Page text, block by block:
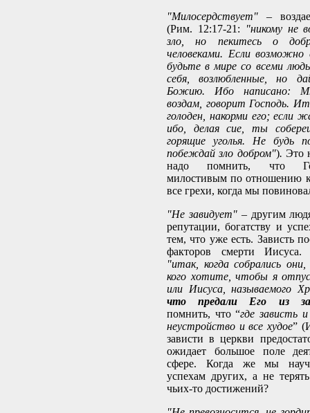
"Милосердствует" –
(Рим. 12:17-21:
"никому не
зло, но пекитесь о
человеками. Если
будьте в мире со всеми
себя, возлюбленные, но
Божию. Ибо написано:
воздам, говорит Господь.
голоден, накорми его; если
ибо, делая сие, ты
горящие уголья. Не будь
побеждай зло добром"). Это
надо помнить, что
милостивым по отношению
все грехи, когда мы
"Не завидует"– другим
репутации, богатству и
тем, что уже есть. Зависть
факторов смерти Иисуса.
"итак, когда собрались
кого хотите, чтобы я
или Иисуса, называемого
что предали Его из
помнить, что “где зависть
неустройство и все худое”
зависти в церкви
ожидает большое поле
сфере. Когда же мы
успехам других, а не
чьих-то достижений?